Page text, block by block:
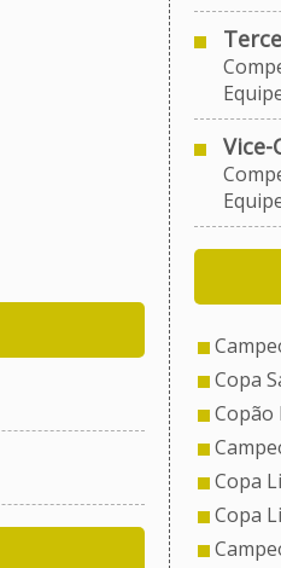
Vice-
Copa
Copão
Copa
Copa